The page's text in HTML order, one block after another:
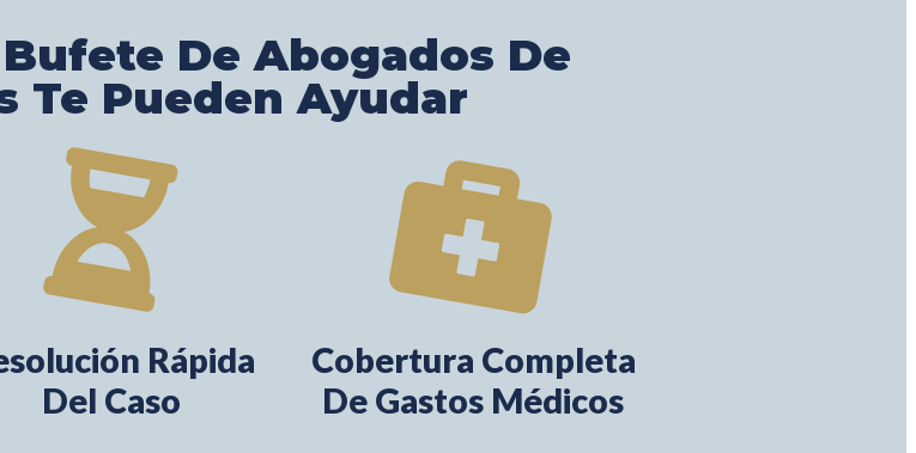
De Abogados De
Te Pueden Ayudar
Rápida
Del Caso
Cobertura Completa
De Gastos Médicos